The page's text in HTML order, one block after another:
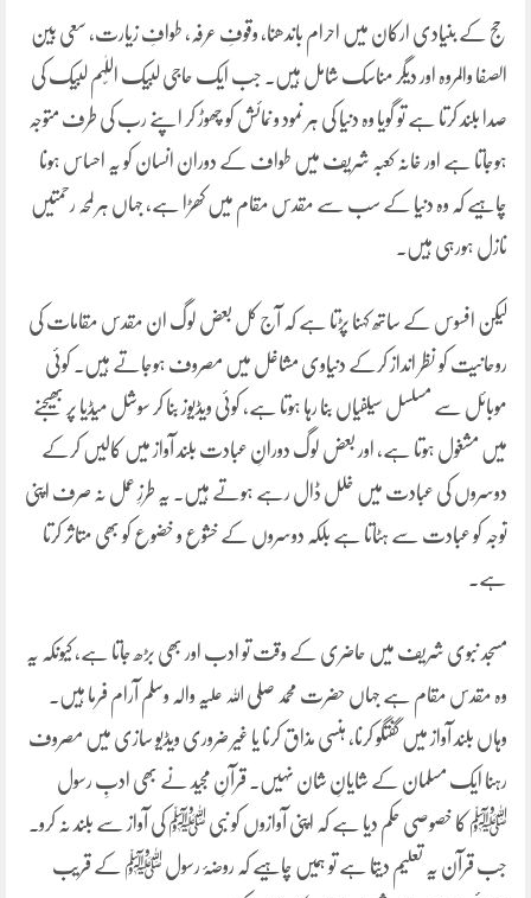
حج کے بنیادی ارکان میں احرام باندھنا، وقوفِ عرفہ، طوافِ زیارت، سعی بین
الصفا والمروہ اور دیگر مناسک شامل ہیں۔ جب ایک حاجی لبیک اللّٰہم لبیک کی
صدا بلند کرتا ہے تو گویا وہ دنیا کی ہر نمود و نمائش کو چھوڑ کر اپنے رب کی طرف متوجہ
ہوجاتا ہے اور خانہ کعبہ شریف میں طواف کے دوران انسان کو یہ احساس ہونا
چاہیے کہ وہ دنیا کے سب سے مقدس مقام میں کھڑا ہے، جہاں ہر لمحہ رحمتیں
نازل ہورہی ہیں۔
لیکن افسوس کے ساتھ کہنا پڑتا ہے کہ آج کل بعض لوگ ان مقدس مقامات کی
روحانیت کو نظر انداز کرکے دنیاوی مشاغل میں مصروف ہوجاتے ہیں۔ کوئی
موبائل سے مسلسل سیلفیاں بنا رہا ہوتا ہے، کوئی ویڈیوز بنا کر سوشل میڈیا پر بھیجنے
میں مشغول ہوتا ہے، اور بعض لوگ دورانِ عبادت بلند آواز میں کالیں کرکے
دوسروں کی عبادت میں خلل ڈال رہے ہوتے ہیں۔ یہ طرزِ عمل نہ صرف اپنی
توجہ کو عبادت سے ہٹاتا ہے بلکہ دوسروں کے خشوع و خضوع کو بھی متاثر کرتا
ہے۔
مسجد نبوی شریف میں حاضری کے وقت تو ادب اور بھی بڑھ جاتا ہے، کیونکہ یہ
وہ مقدس مقام ہے جہاں حضرت محمد صلی اللہ علیہ والہ وسلم آرام فرما ہیں۔
وہاں بلند آواز میں گفتگو کرنا، ہنسی مذاق کرنا یا غیر ضروری ویڈیو سازی میں مصروف
رہنا ایک مسلمان کے شایانِ شان نہیں۔ قرآنِ مجید نے بھی ادبِ رسول
ﷺ کا خصوصی حکم دیا ہے کہ اپنی آوازوں کو نبی ﷺ کی آواز سے بلند نہ کرو۔
جب قرآن یہ تعلیم دیتا ہے تو ہمیں چاہیے کہ روضۂ رسول ﷺ کے قریب